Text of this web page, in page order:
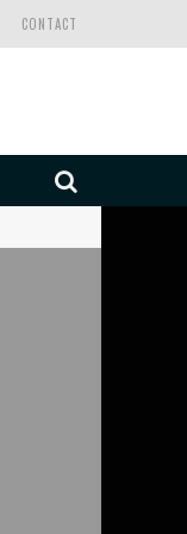
CONTACT